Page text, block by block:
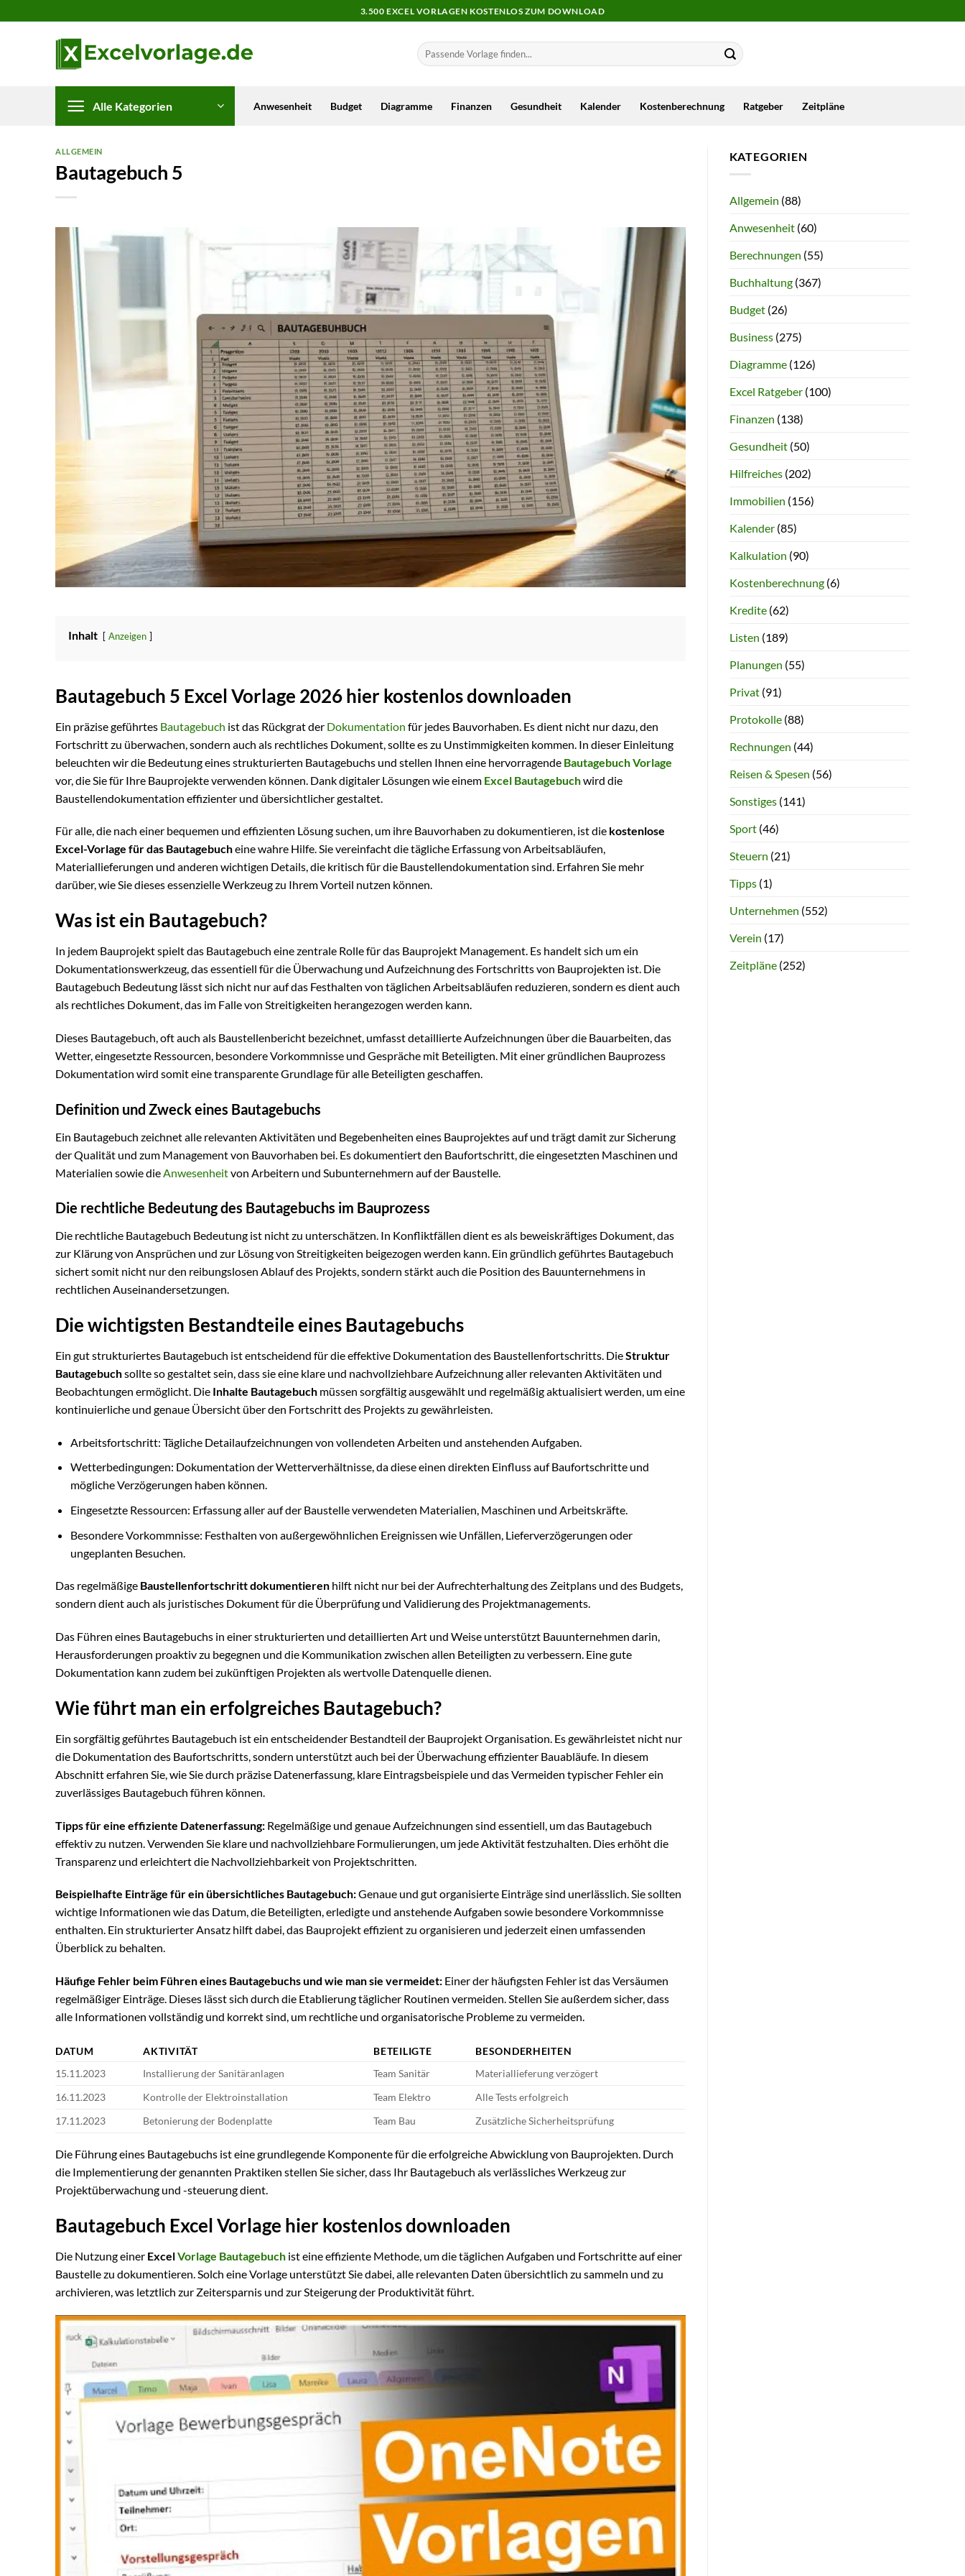
Inhalt
3.500 EXCEL VORLAGEN KOSTENLOS ZUM DOWNLOAD
Alle Kategorien Anwesenheit Budget Diagramme Finanzen Gesundheit Kalender Kostenberechnung Ratgeber Zeitpläne
ALLGEMEIN
Bautagebuch 5
Inhalt Anzeigen
Bautagebuch 5 Excel Vorlage 2026 hier kostenlos downloaden
Ein präzise geführtes Bautagebuch ist das Rückgrat der Dokumentation für jedes Bauvorhaben. Es dient nicht nur dazu, den
Fortschritt zu überwachen, sondern auch als rechtliches Dokument, sollte es zu Unstimmigkeiten kommen. In dieser Einleitung
beleuchten wir die Bedeutung eines strukturierten Bautagebuchs und stellen Ihnen eine hervorragende Bautagebuch Vorlage
vor, die Sie für Ihre Bauprojekte verwenden können. Dank digitaler Lösungen wie einem Excel Bautagebuchwird die
Baustellendokumentation effizienter und übersichtlicher gestaltet.
Für alle, die nach einer bequemen und effizienten Lösung suchen, um ihre Bauvorhaben zu dokumentieren, ist die kostenlose
Excel-Vorlage für das Bautagebucheine wahre Hilfe. Sie vereinfacht die tägliche Erfassung von Arbeitsabläufen,
Materiallieferungen und anderen wichtigen Details, die kritisch für die Baustellendokumentation sind. Erfahren Sie mehr
darüber, wie Sie dieses essenzielle Werkzeug zu Ihrem Vorteil nutzen können.
Was ist ein Bautagebuch?
In jedem Bauprojekt spielt das Bautagebuch eine zentrale Rolle für das Bauprojekt Management. Es handelt sich um ein
Dokumentationswerkzeug, das essentiell für die Überwachung und Aufzeichnung des Fortschritts von Bauprojekten ist. Die
Bautagebuch Bedeutung lässt sich nicht nur auf das Festhalten von täglichen Arbeitsabläufen reduzieren, sondern es dient auch
als rechtliches Dokument, das im Falle von Streitigkeiten herangezogen werden kann.
Dieses Bautagebuch, oft auch als Baustellenbericht bezeichnet, umfasst detaillierte Aufzeichnungen über die Bauarbeiten, das
Wetter, eingesetzte Ressourcen, besondere Vorkommnisse und Gespräche mit Beteiligten. Mit einer gründlichen Bauprozess
Dokumentation wird somit eine transparente Grundlage für alle Beteiligten geschaffen.
Definition und Zweck eines Bautagebuchs
Ein Bautagebuch zeichnet alle relevanten Aktivitäten und Begebenheiten eines Bauprojektes auf und trägt damit zur Sicherung
der Qualität und zum Management von Bauvorhaben bei. Es dokumentiert den Baufortschritt, die eingesetzten Maschinen und
Materialien sowie die Anwesenheitvon Arbeitern und Subunternehmern auf der Baustelle.
Die rechtliche Bedeutung des Bautagebuchs im Bauprozess
Die rechtliche Bautagebuch Bedeutung ist nicht zu unterschätzen. In Konfliktfällen dient es als beweiskräftiges Dokument, das
zur Klärung von Ansprüchen und zur Lösung von Streitigkeiten beigezogen werden kann. Ein gründlich geführtes Bautagebuch
sichert somit nicht nur den reibungslosen Ablauf des Projekts, sondern stärkt auch die Position des Bauunternehmens in
rechtlichen Auseinandersetzungen.
Die wichtigsten Bestandteile eines Bautagebuchs
Ein gut strukturiertes Bautagebuch ist entscheidend für die effektive Dokumentation des Baustellenfortschritts. DieStruktur
Bautagebuchsollte so gestaltet sein, dass sie eine klare und nachvollziehbare Aufzeichnung aller relevanten Aktivitäten und
Beobachtungen ermöglicht. Die Inhalte Bautagebuch müssen sorgfältig ausgewählt und regelmäßig aktualisiert werden, um eine
kontinuierliche und genaue Übersicht über den Fortschritt des Projekts zu gewährleisten.
Arbeitsfortschritt: Tägliche Detailaufzeichnungen von vollendeten Arbeiten und anstehenden Aufgaben.
Wetterbedingungen: Dokumentation der Wetterverhältnisse, da diese einen direkten Einfluss auf Baufortschritte und
mögliche Verzögerungen haben können.
Eingesetzte Ressourcen: Erfassung aller auf der Baustelle verwendeten Materialien, Maschinen und Arbeitskräfte.
Besondere Vorkommnisse: Festhalten von außergewöhnlichen Ereignissen wie Unfällen, Lieferverzögerungen oder
ungeplanten Besuchen.
Das regelmäßige Baustellenfortschritt dokumentieren hilft nicht nur bei der Aufrechterhaltung des Zeitplans und des Budgets,
sondern dient auch als juristisches Dokument für die Überprüfung und Validierung des Projektmanagements.
Das Führen eines Bautagebuchs in einer strukturierten und detaillierten Art und Weise unterstützt Bauunternehmen darin,
Herausforderungen proaktiv zu begegnen und die Kommunikation zwischen allen Beteiligten zu verbessern. Eine gute
Dokumentation kann zudem bei zukünftigen Projekten als wertvolle Datenquelle dienen.
Wie führt man ein erfolgreiches Bautagebuch?
Ein sorgfältig geführtes Bautagebuch ist ein entscheidender Bestandteil der Bauprojekt Organisation. Es gewährleistet nicht nur
die Dokumentation des Baufortschritts, sondern unterstützt auch bei der Überwachung effizienter Bauabläufe. In diesem
Abschnitt erfahren Sie, wie Sie durch präzise Datenerfassung, klare Eintragsbeispiele und das Vermeiden typischer Fehler ein
zuverlässiges Bautagebuch führen können.
Tipps für eine effiziente Datenerfassung: Regelmäßige und genaue Aufzeichnungen sind essentiell, um das Bautagebuch
effektiv zu nutzen. Verwenden Sie klare und nachvollziehbare Formulierungen, um jede Aktivität festzuhalten. Dies erhöht die
Transparenz und erleichtert die Nachvollziehbarkeit von Projektschritten.
Beispielhafte Einträge für ein übersichtliches Bautagebuch:Genaue und gut organisierte Einträge sind unerlässlich. Sie sollten
wichtige Informationen wie das Datum, die Beteiligten, erledigte und anstehende Aufgaben sowie besondere Vorkommnisse
enthalten. Ein strukturierter Ansatz hilft dabei, das Bauprojekt effizient zu organisieren und jederzeit einen umfassenden
Überblick zu behalten.
Häufige Fehler beim Führen eines Bautagebuchs und wie man sie vermeidet: Einer der häufigsten Fehler ist das Versäumen
regelmäßiger Einträge. Dieses lässt sich durch die Etablierung täglicher Routinen vermeiden. Stellen Sie außerdem sicher, dass
alle Informationen vollständig und korrekt sind, um rechtliche und organisatorische Probleme zu vermeiden.
DATUM AKTIVITÄT BETEILIGTE
BESONDERHEITEN
15.11.2023
Installierung der Sanitäranlagen Team Sanitär
Materiallieferung verzögert
16.11.2023
Kontrolle der Elektroinstallation Team Elektro
Alle Tests erfolgreich
17.11.2023
Betonierung der Bodenplatte Team Bau Zusätzliche Sicherheitsprüfung
Die Führung eines Bautagebuchs ist eine grundlegende Komponente für die erfolgreiche Abwicklung von Bauprojekten. Durch
die Implementierung der genannten Praktiken stellen Sie sicher, dass Ihr Bautagebuch als verlässliches Werkzeug zur
Projektüberwachung und -steuerung dient.
Bautagebuch Excel Vorlage hier kostenlos downloaden
Die Nutzung einer ExcelVorlage Bautagebuch ist eine effiziente Methode, um die täglichen Aufgaben und Fortschritte auf einer
Baustelle zu dokumentieren. Solch eine Vorlage unterstützt Sie dabei, alle relevanten Daten übersichtlich zu sammeln und zu
archivieren, was letztlich zur Zeitersparnis und zur Steigerung der Produktivität führt.
KATEGORIEN
Allgemein (88)
Anwesenheit(60)
Berechnungen (55)
Buchhaltung(367)
Budget(26)
Business(275)
Diagramme(126)
Excel Ratgeber(100)
Finanzen (138)
Gesundheit(50)
Hilfreiches(202)
Immobilien (156)
Kalender(85)
Kalkulation (90)
Kostenberechnung(6)
Kredite(62)
Listen (189)
Planungen (55)
Privat(91)
Protokolle(88)
Rechnungen (44)
Reisen & Spesen (56)
Sonstiges(141)
Sport(46)
Steuern (21)
Tipps(1)
Unternehmen (552)
Verein (17)
Zeitpläne(252)